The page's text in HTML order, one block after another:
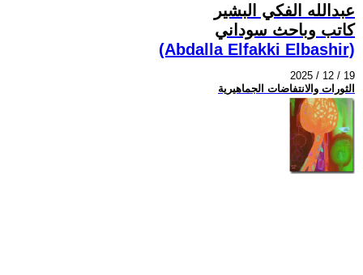
عبدالله الفكي البشير
كاتب وباحث سوداني
(Abdalla Elfakki Elbashir)
2025 / 12 / 19
الثورات والانتفاضات الجماهيرية